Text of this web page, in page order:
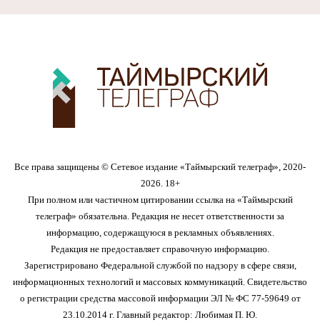
Все права защищены © Сетевое издание «Таймырский телеграф», 2020-
2026. 18+
При полном или частичном цитировании ссылка на «Таймырский
телеграф» обязательна. Редакция не несет ответственности за
информацию, содержащуюся в рекламных объявлениях.
Редакция не предоставляет справочную информацию.
Зарегистрировано Федеральной службой по надзору в сфере связи,
информационных технологий и массовых коммуникаций. Свидетельство
о регистрации средства массовой информации ЭЛ № ФС 77-59649 от
23.10.2014 г. Главный редактор: Любимая П. Ю.